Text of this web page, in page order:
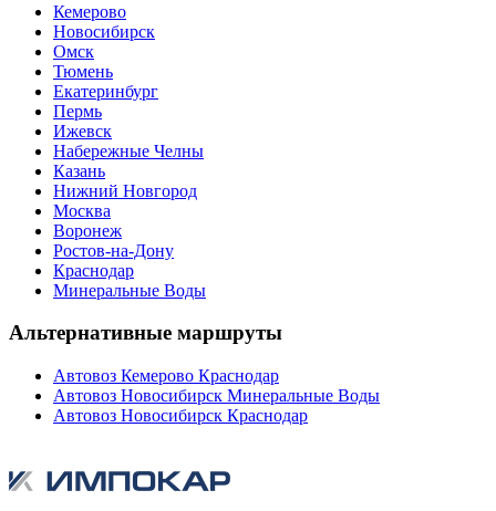
Кемерово
Новосибирск
Омск
Тюмень
Екатеринбург
Пермь
Ижевск
Набережные Челны
Казань
Нижний Новгород
Москва
Воронеж
Ростов-на-Дону
Краснодар
Минеральные Воды
Альтернативные маршруты
Автовоз Кемерово Краснодар
Автовоз Новосибирск Минеральные Воды
Автовоз Новосибирск Краснодар